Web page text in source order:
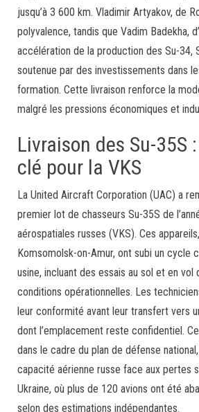
jusqu’à 3 600 km. Vladimir Artyakov, de
polyvalence, tandis que Vadim Badekha,
accélération de la production des Su-34,
soutenue par des investissements dans
formation. Cette livraison renforce la
malgré les pressions économiques et
Livraison des Su-35S
clé pour la VKS
La United Aircraft Corporation (UAC) a
premier lot de chasseurs Su-35S de
aérospatiales russes (VKS). Ces
Komsomolsk-on-Amur, ont subi un cycle
usine, incluant des essais au sol et en vol
conditions opérationnelles. Les
leur conformité avant leur transfert vers
dont l’emplacement reste confidentiel.
dans le cadre du plan de défense
capacité aérienne russe face aux pertes
Ukraine, où plus de 120 avions ont été
selon des estimations indépendantes.